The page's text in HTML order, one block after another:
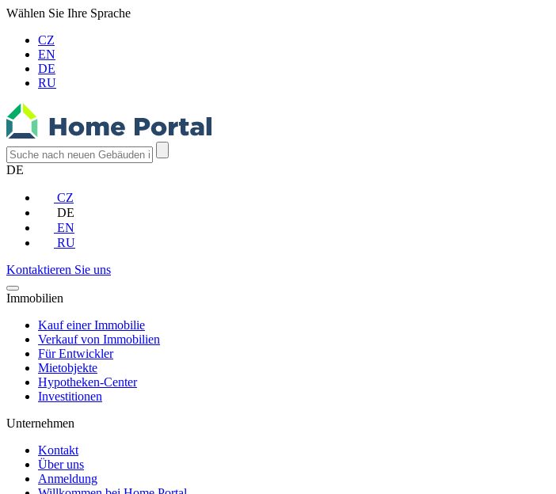
Wählen Sie Ihre Sprache
CZ
EN
DE
RU
DE
CZ
DE
EN
RU
Kontaktieren Sie uns
Immobilien
Kauf einer Immobilie
Verkauf von Immobilien
Für Entwickler
Mietobjekte
Hypotheken-Center
Investitionen
Unternehmen
Kontakt
Über uns
Anmeldung